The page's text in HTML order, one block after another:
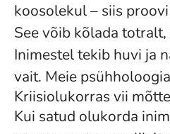
koosolekul – siis
See võib kõlada
Inimestel tekib huvi ja
vait. Meie
Kriisiolukorras vii
Kui satud olukorda